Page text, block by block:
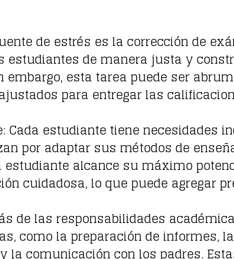
de estrés es la corrección de
de manera justa y
embargo, esta tarea puede ser
para entregar las
Cada estudiante tiene necesidades
por adaptar sus métodos de
alcance su máximo
cuidadosa, lo que puede agregar
de las responsabilidades
como la preparación de informes,
comunicación con los padres.